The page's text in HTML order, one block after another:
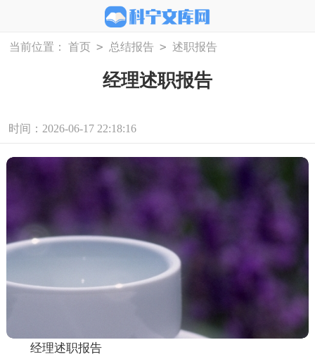
当前位置： 首页 > 总结报告 > 述职报告
经理述职报告
时间：2026-06-17 22:18:16
经理述职报告